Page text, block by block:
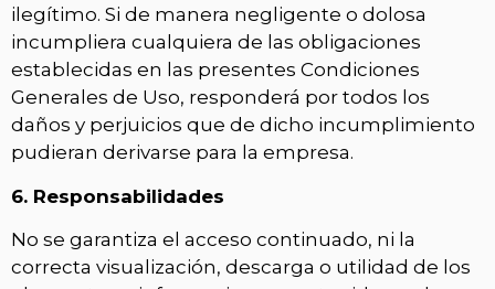
ilegítimo. Si de manera negligente o dolosa
incumpliera cualquiera de las obligaciones
establecidas en las presentes Condiciones
Generales de Uso, responderá por todos los
daños y perjuicios que de dicho incumplimiento
pudieran derivarse para la empresa.
6. Responsabilidades
No se garantiza el acceso continuado, ni la
correcta visualización, descarga o utilidad de los